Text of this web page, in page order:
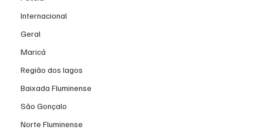
Internacional
Geral
Maricá
Região dos lagos
Baixada Fluminense
São Gonçalo
Norte Fluminense